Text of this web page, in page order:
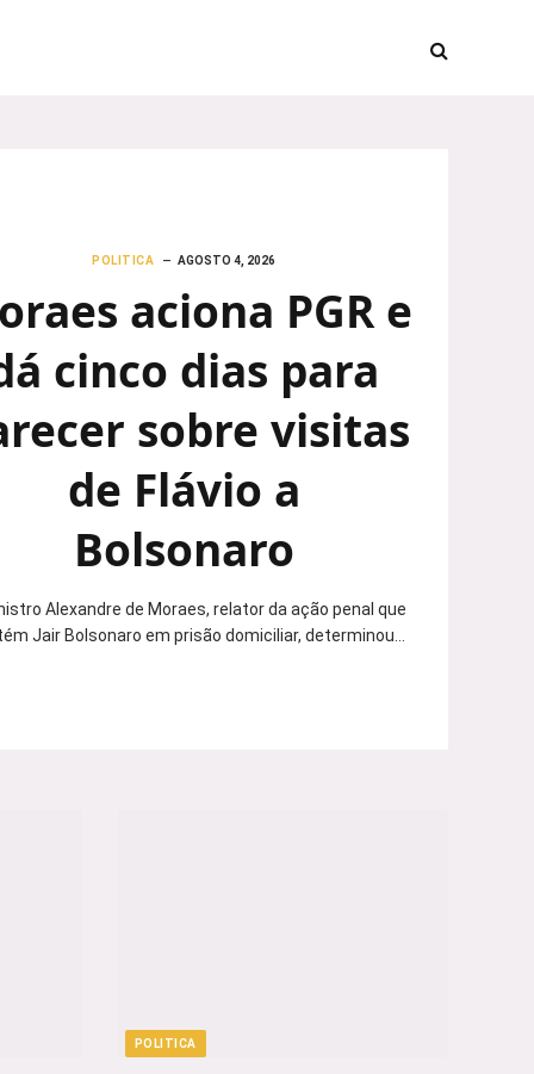
POLITICA AGOSTO 4, 2026
aciona PGR e
cinco dias para
sobre visitas
de Flávio a
Bolsonaro
Alexandre de Moraes, relator da ação penal que
Jair Bolsonaro em prisão domiciliar, determinou…
POLITICA